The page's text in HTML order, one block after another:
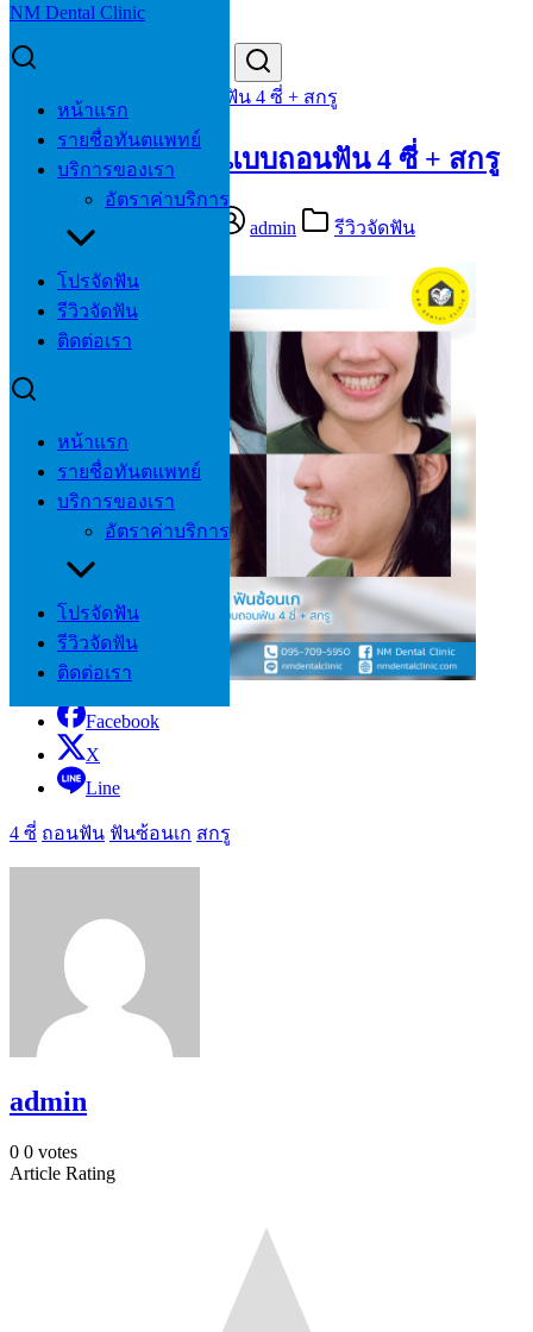
Skip
content
NM Dental Clinic
หน้าแรก
รายชื่อทันตแพทย์
บริการของเรา
อัตราค่าบริการ
โปรจัดฟัน
รีวิวจัดฟัน
ติดต่อเรา
หน้าแรก
รายชื่อทันตแพทย์
บริการของเรา
อัตราค่าบริการ
โปรจัดฟัน
รีวิวจัดฟัน
ติดต่อเรา
Search
for:
005 ฟันซ้อนเก จัดแบบถอนฟัน 4 ซี่ + สกรู
005 ฟันซ้อนเก จัดแบบถอนฟัน 4 ซี่ + สกรู
11/01/2022 admin รีวิวจัดฟัน
Facebook
X
Line
4 ซี่ ถอนฟัน ฟันซ้อนเก สกรู
admin
0 0 votes
Article Rating